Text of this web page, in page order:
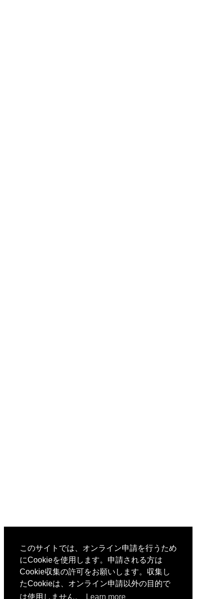
このサイトでは、オンライン申請を行うため
にCookieを使用します。申請される方は
Cookie収集の許可をお願いします。収集し
たCookieは、オンライン申請以外の目的で
は使用しません。
Learn more